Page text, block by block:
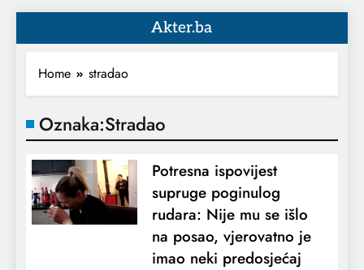
Akter.ba
Home stradao
Oznaka:Stradao
Potresna ispovijest
supruge poginulog
rudara: Nije mu se išlo
na posao, vjerovatno je
imao neki predosjećaj